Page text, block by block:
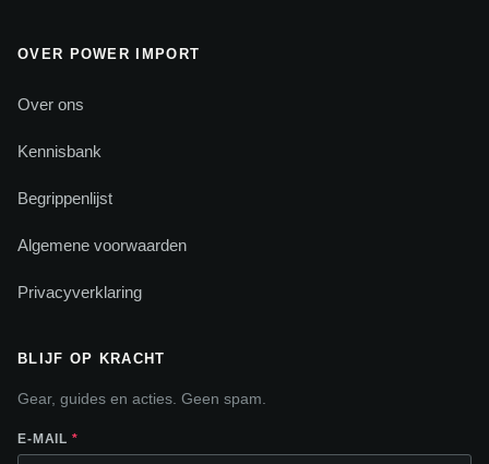
OVER POWER IMPORT
Over ons
Kennisbank
Begrippenlijst
Algemene voorwaarden
Privacyverklaring
BLIJF OP KRACHT
Gear, guides en acties. Geen spam.
E-MAIL *